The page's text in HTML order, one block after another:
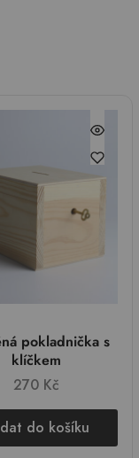
pokladnička s
klíčkem
270 Kč
do košíku